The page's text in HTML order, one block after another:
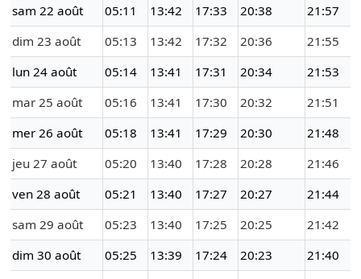
sam 22 août
05:11 13:42 17:33 20:38
21:57
dim 23 août
05:13 13:42 17:32 20:36
21:55
lun 24 août
05:14 13:41 17:31 20:34
21:53
mar 25 août
05:16 13:41 17:30 20:32
21:51
mer 26 août
05:18 13:41 17:29 20:30
21:48
jeu 27 août
05:20 13:40 17:28 20:28
21:46
ven 28 août
05:21 13:40 17:27 20:27
21:44
sam 29 août
05:23 13:40 17:25 20:25
21:42
dim 30 août
05:25 13:39 17:24 20:23
21:40